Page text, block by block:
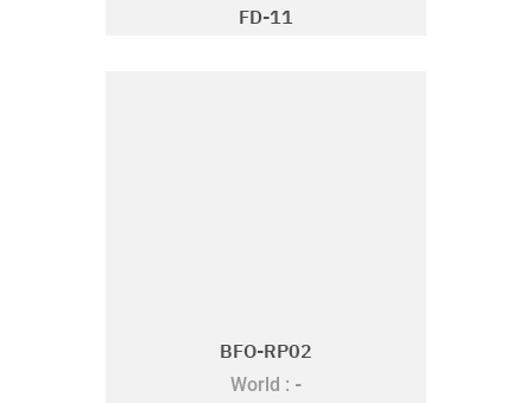
FD-11
BFO-RP02
World : -